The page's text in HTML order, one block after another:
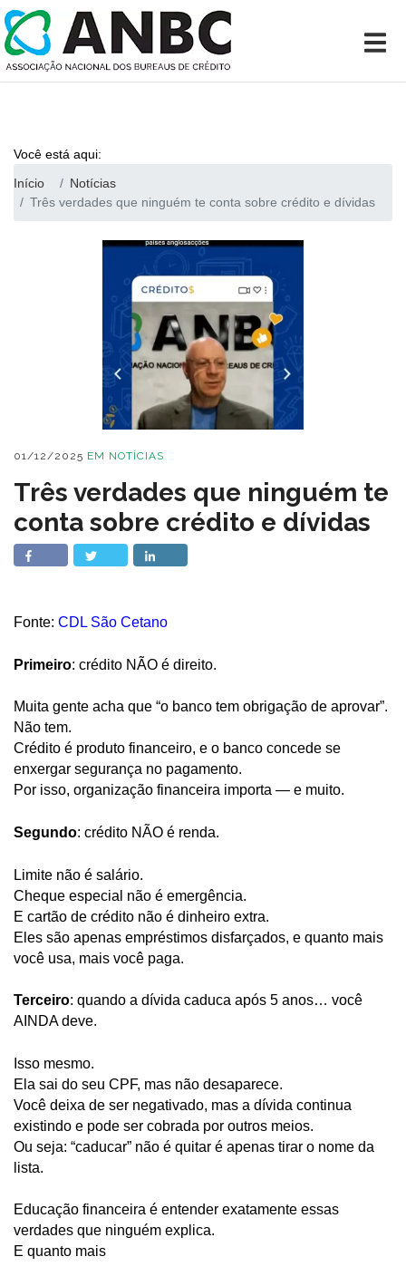
Você está aqui:
Início
Notícias
Três verdades que ninguém te conta sobre crédito e dívidas
01/12/2025 EM NOTÍCIAS
Três verdades que ninguém te
conta sobre crédito e dívidas
Fonte: CDL São Cetano
Primeiro: crédito NÃO é direito.
Muita gente acha que “o banco tem obrigação de aprovar”.
Não tem.
Crédito é produto financeiro, e o banco concede se
enxergar segurança no pagamento.
Por isso, organização financeira importa — e muito.
Segundo: crédito NÃO é renda.
Limite não é salário.
Cheque especial não é emergência.
E cartão de crédito não é dinheiro extra.
Eles são apenas empréstimos disfarçados, e quanto mais
você usa, mais você paga.
Terceiro: quando a dívida caduca após 5 anos… você
AINDA deve.
Isso mesmo.
Ela sai do seu CPF, mas não desaparece.
Você deixa de ser negativado, mas a dívida continua
existindo e pode ser cobrada por outros meios.
Ou seja: “caducar” não é quitar é apenas tirar o nome da
lista.
Educação financeira é entender exatamente essas
verdades que ninguém explica.
E quanto mais